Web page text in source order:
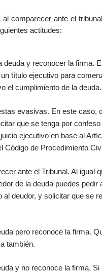
al comparecer ante el
actitudes:
deuda y reconocer la firma.
título ejecutivo para
el cumplimiento de la deuda.
evasivas. En este caso,
que se tenga por
ejecutivo en base al
Código de Procedimiento
ante el Tribunal. Al igual
de la deuda puedes pedir
al deudor, y solicitar que se
pero reconoce la firma.
también.
y no reconoce la firma.